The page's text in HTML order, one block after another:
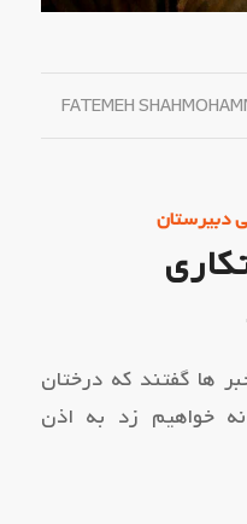
FATEMEH
دبیرستان
ها گفتند که درختان
خواهیم زد به اذن